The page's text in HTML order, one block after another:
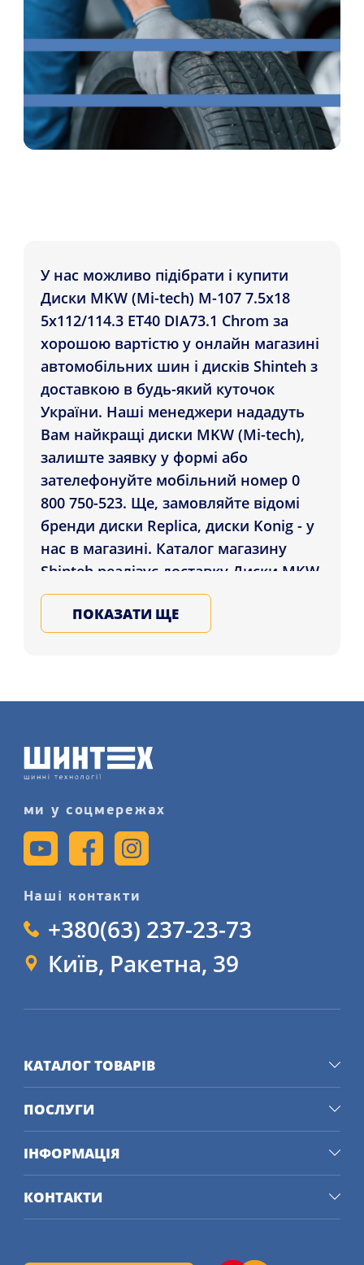
У нас можливо підібрати і купити
Диски MKW (Mi-tech) M-107 7.5x18
5x112/114.3 ET40 DIA73.1 Chrom за
хорошою вартістю у онлайн магазині
автомобільних шин і дисків Shinteh з
доставкою в будь-який куточок
України. Наші менеджери нададуть
Вам найкращі диски MKW (Mi-tech),
залиште заявку у формі або
зателефонуйте мобільний номер 0
800 750-523. Ще, замовляйте відомі
бренди диски Replica, диски Konig - у
нас в магазині. Каталог магазину
Shinteh реалізує доставку Диски MKW
(Mi-tech) M-107 7.5x18 5x112/114.3 ET40
DIA73.1 Chrom які проживають у
регіонах: Хмельницький, Дніпро,
машини у Нас, записуйтеся на
детально на нашому сайті.
ПОКАЗАТИ ЩЕ
ми у соцмережах
Наші контакти
+380(63) 237-23-73
Київ, Ракетна, 39
КАТАЛОГ ТОВАРІВ
ПОСЛУГИ
ІНФОРМАЦІЯ
КОНТАКТИ